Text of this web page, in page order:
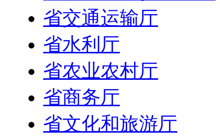
省交通运输厅
省水利厅
省农业农村厅
省商务厅
省文化和旅游厅